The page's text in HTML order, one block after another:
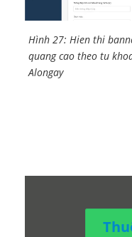
Hình 27: Hien thi
quang cao theo tu
Alongay